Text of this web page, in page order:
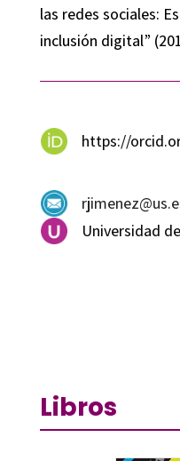
las redes sociales:
inclusión digital”
https://
Universidad
Libros